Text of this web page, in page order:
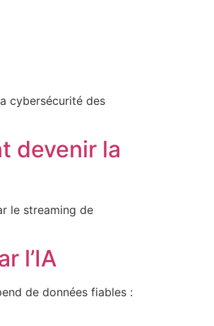
cybersécurité des
devenir la
le streaming de
l’IA
de données fiables :